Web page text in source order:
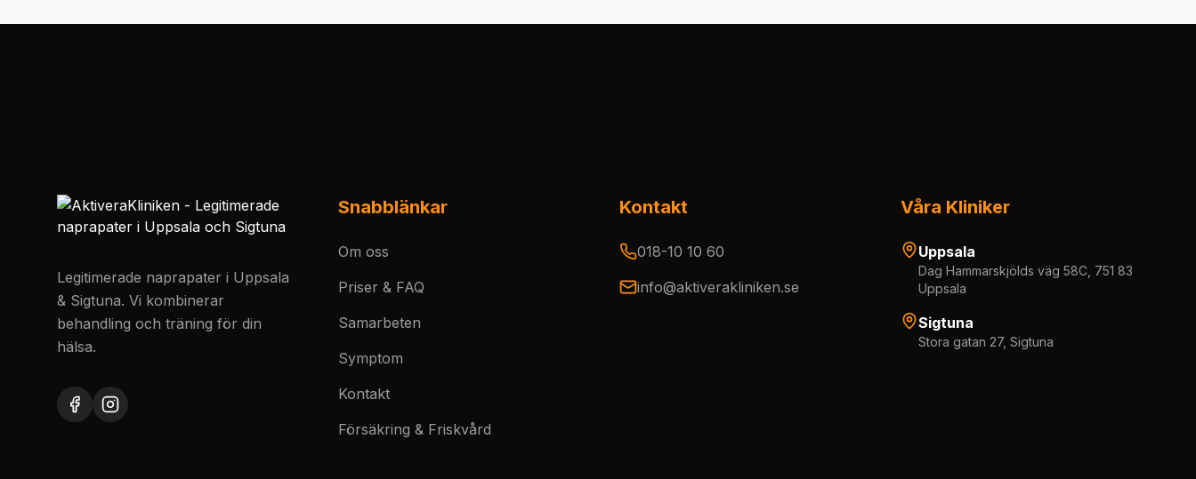
Legitimerade naprapater i Uppsala
& Sigtuna. Vi kombinerar
behandling och träning för din
hälsa.
Snabblänkar
Om oss
Priser & FAQ
Samarbeten
Symptom
Kontakt
Försäkring & Friskvård
Kontakt
018-10 10 60
info@aktiverakliniken.se
Våra Kliniker
Uppsala
Dag Hammarskjölds väg 58C, 751 83
Uppsala
Sigtuna
Stora gatan 27, Sigtuna